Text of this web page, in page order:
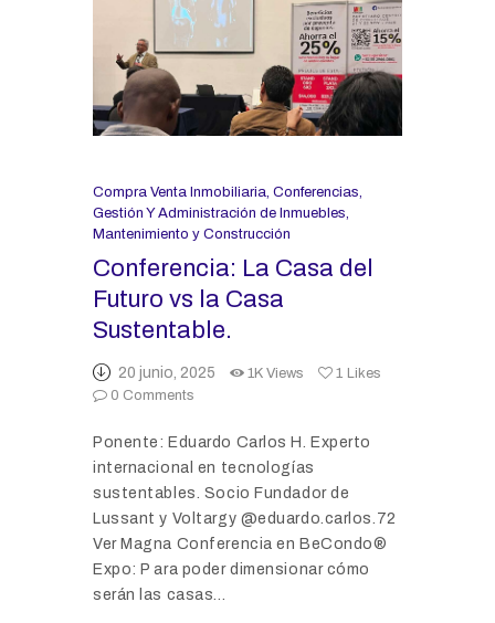
Compra Venta Inmobiliaria Conferencias
Gestión Y Administración de Inmuebles
Mantenimiento y Construcción
Conferencia: La Casa del
Futuro vs la Casa
Sustentable.
20 junio, 2025 1K Views 1 Likes
0 Comments
Ponente: Eduardo Carlos H. Experto
internacional en tecnologías
sustentables. Socio Fundador de
Lussant y Voltargy @eduardo.carlos.72
Ver Magna Conferencia en BeCondo®
Expo: P ara poder dimensionar cómo
serán las casas…